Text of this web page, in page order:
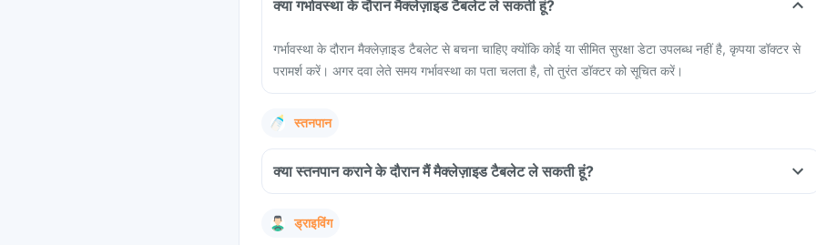
क्या गर्भावस्था के दौरान मैक्लेज़ाइड टैबलेट ले सकती हूं?
गर्भावस्था के दौरान मैक्लेज़ाइड टैबलेट से बचना चाहिए क्योंकि कोई या सीमित सुरक्षा डेटा उपलब्ध नहीं है, कृपया डॉक्टर से
परामर्श करें। अगर दवा लेते समय गर्भावस्था का पता चलता है, तो तुरंत डॉक्टर को सूचित करें।
स्तनपान
क्या स्तनपान कराने के दौरान मैं मैक्लेज़ाइड टैबलेट ले सकती हूं?
ड्राइविंग